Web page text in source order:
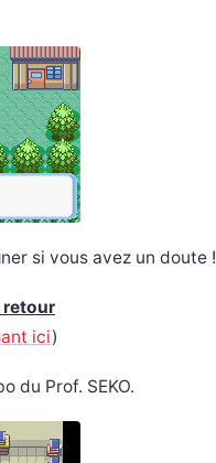
si vous avez un doute !
retour
ici)
du Prof. SEKO.